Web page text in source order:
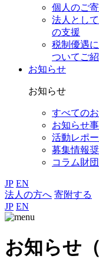
個人のご
法人とし
の支援
税制優遇
ついてご
お知らせ
お知らせ
すべての
お知らせ
活動レポー
募集情報
コラム財
JP EN
法人の方へ 寄附する
JP EN
お知らせ（